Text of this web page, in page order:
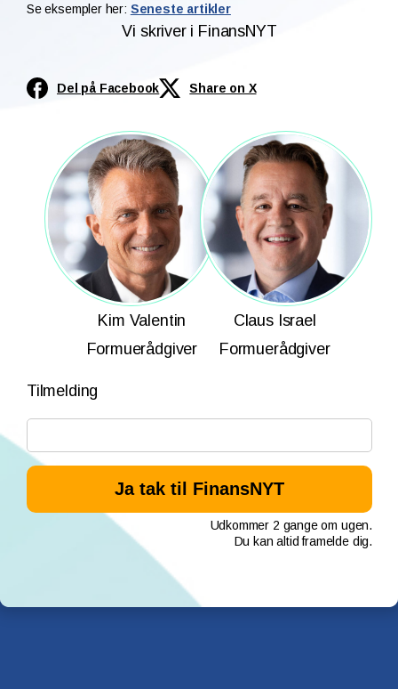
Se eksempler her: Seneste artikler
Vi skriver i FinansNYT
Del på Facebook Share on X
Kim Valentin
Formuerådgiver
Claus Israel
Formuerådgiver
Tilmelding
Udkommer 2 gange om ugen.
Du kan altid framelde dig.